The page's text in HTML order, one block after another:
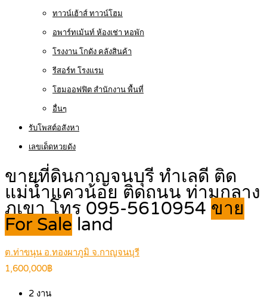
ทาวน์เฮ้าส์ ทาวน์โฮม
อพาร์ทเม้นท์ ห้องเช่า หอพัก
โรงงาน โกดัง คลังสินค้า
รีสอร์ท โรงแรม
โฮมออฟฟิต สำนักงาน พื้นที่
อื่นๆ
รับโพสต์อสังหา
เลขเด็ดหวยดัง
ขายที่ดินกาญจนบุรี ทำเลดี ติด
แม่น้ำแควน้อย ติดถนน ท่ามกลาง
ภูเขา โทร 095-5610954 ขาย
For Sale land
ต.ท่าขนุน อ.ทองผาภูมิ จ.กาญจนบุรี
1,600,000฿
2 งาน